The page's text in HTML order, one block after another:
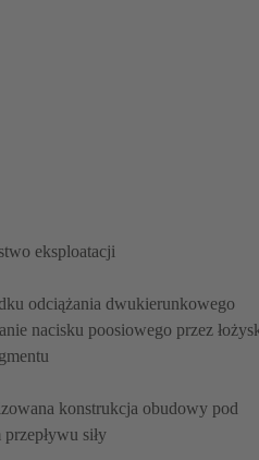
eksploatacji
odciążania dwukierunkowego
nacisku poosiowego przez
konstrukcja obudowy pod
siły